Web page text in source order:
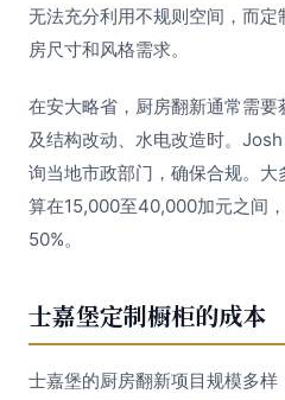
无法充分利用不规则空间，而
房尺寸和风格需求。
在安大略省，厨房翻新通常需
及结构改动、水电改造时。
询当地市政部门，确保合规。
算在15,000至40,000加元之间
50%。
士嘉堡定制橱柜的成本
士嘉堡的厨房翻新项目规模多